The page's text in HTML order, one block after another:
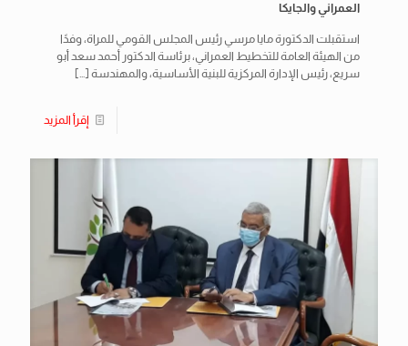
العمراني والجايكا
استقبلت الدكتورة مايا مرسي رئيس المجلس القومي للمراة، وفدًا
من الهيئة العامة للتخطيط العمراني، برئاسة الدكتور أحمد سعد أبو
سريع، رئيس الإدارة المركزية للبنية الأساسية، والمهندسة […]
إقرأ المزيد